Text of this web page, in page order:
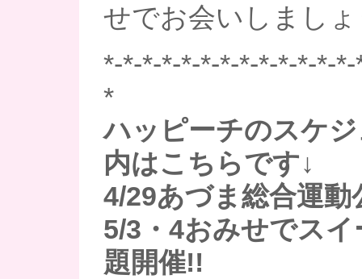
せでお会いしまし
*-*-*-*-*-*-*-*-*-*-*-*-
*
ハッピーチのスケ
内はこちらです↓
4/29あづま総合運動
5/3・4おみせでス
題開催!!